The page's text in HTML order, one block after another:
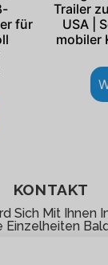
für
Trailer
USA |
mobiler
KONTAKT
Sich Mit Ihnen
Einzelheiten